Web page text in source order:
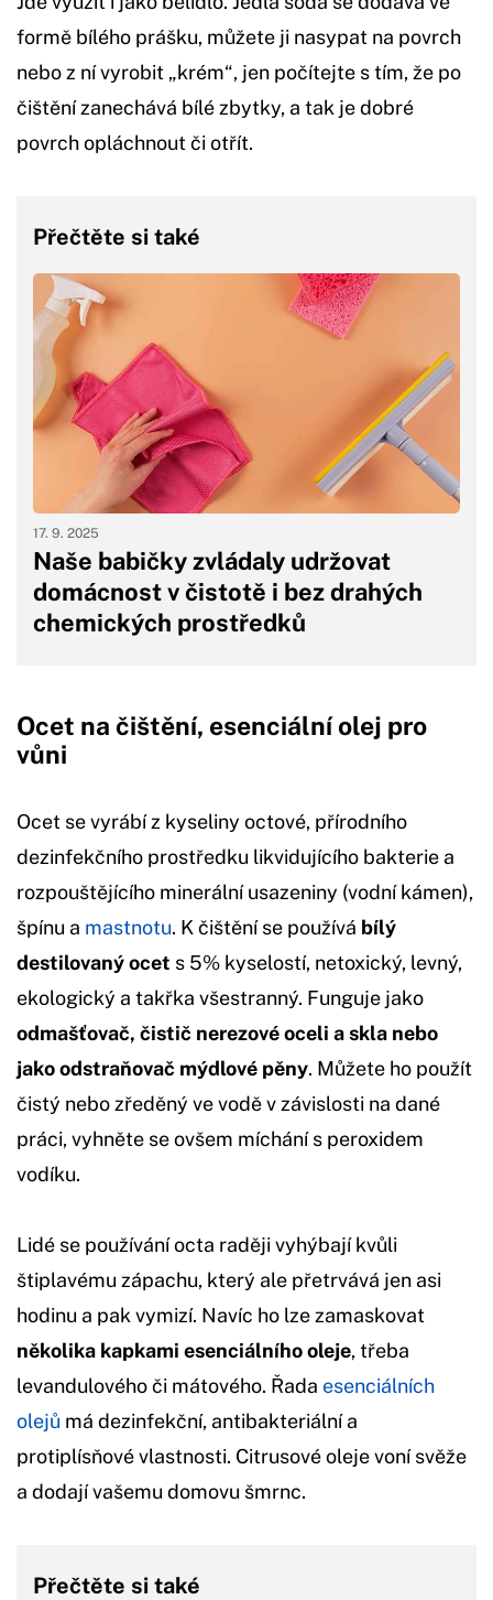
formě bílého prášku, můžete ji nasypat na povrch
nebo z ní vyrobit „krém“, jen počítejte s tím, že po
čištění zanechává bílé zbytky, a tak je dobré
povrch opláchnout či otřít.
Přečtěte si také
Naše babičky zvládaly udržovat
domácnost v čistotě i bez drahých
chemických prostředků
17. 9. 2025
Ocet na čištění, esenciální olej pro
vůni
Ocet se vyrábí z kyseliny octové, přírodního
dezinfekčního prostředku likvidujícího bakterie a
rozpouštějícího minerální usazeniny (vodní kámen),
špínu a mastnotu. K čištění se používá bílý
destilovaný ocet s 5% kyselostí, netoxický, levný,
ekologický a takřka všestranný. Funguje jako
odmašťovač, čistič nerezové oceli a skla nebo
jako odstraňovač mýdlové pěny. Můžete ho použít
čistý nebo zředěný ve vodě v závislosti na dané
práci, vyhněte se ovšem míchání s peroxidem
vodíku.
Lidé se používání octa raději vyhýbají kvůli
štiplavému zápachu, který ale přetrvává jen asi
hodinu a pak vymizí. Navíc ho lze zamaskovat
několika kapkami esenciálního oleje, třeba
levandulového či mátového. Řada esenciálních
olejů má dezinfekční, antibakteriální a
protiplísňové vlastnosti. Citrusové oleje voní svěže
a dodají vašemu domovu šmrnc.
Přečtěte si také